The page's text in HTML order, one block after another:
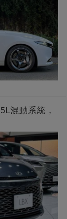
混動系統，